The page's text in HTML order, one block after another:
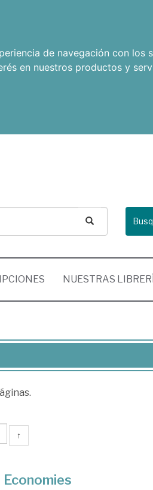
de navegación con los
en nuestros productos y
NUESTRAS
↑